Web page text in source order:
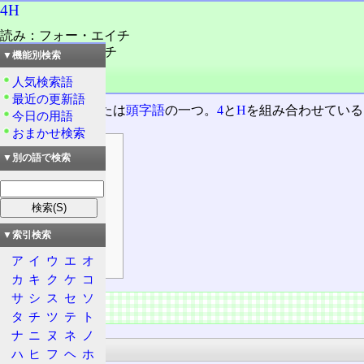
4H
読み：フォー・エイチ
読み：よん・エイチ
外語：4H
品詞：名詞
二文字の略語 または頭字語の一つ。4とHを組み合わせてい
目次
主な用途
科学
通信
運輸・交通
その他
主な用途
科学
▼機能別検索
人気検索語
最近の更新語
今日の用語
おまかせ検索
▼別の語で検索
▼索引検索
ア イ ウ エ オ
カ キ ク ケ コ
サ シ ス セ ソ
タ チ ツ テ
ト
ナ ニ ヌ ネ
ノ
ハ ヒ フ ヘ ホ